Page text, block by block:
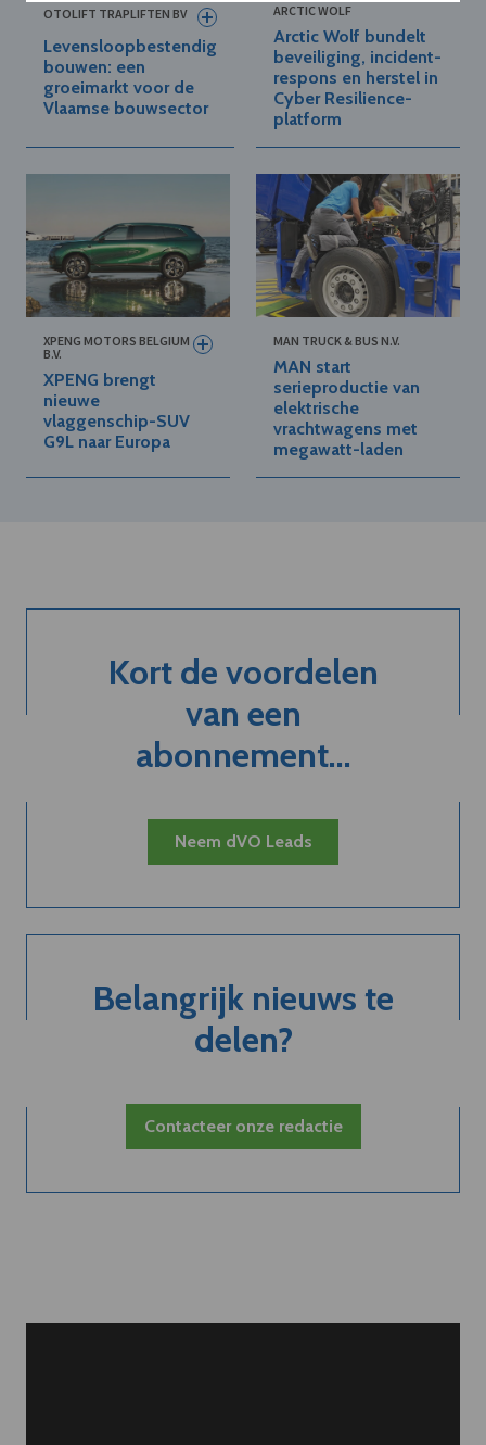
OTOLIFT TRAPLIFTEN BV
Levensloopbestendig
bouwen: een
groeimarkt voor de
Vlaamse bouwsector
ARCTIC WOLF
Arctic Wolf bundelt
beveiliging, incident-
respons en herstel in
Cyber Resilience-
platform
XPENG MOTORS BELGIUM
B.V.
XPENG brengt
nieuwe
vlaggenschip-SUV
G9L naar Europa
MAN TRUCK & BUS N.V.
MAN start
serieproductie van
elektrische
vrachtwagens met
megawatt-laden
Kort de voordelen
van een
abonnement...
Neem dVO Leads
Belangrijk nieuws te
delen?
Contacteer onze redactie